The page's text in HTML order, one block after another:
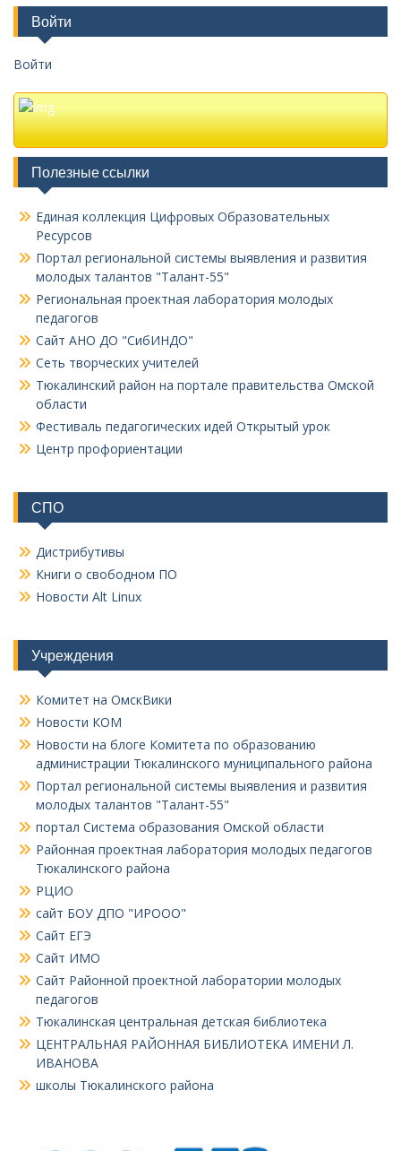
Войти
Войти
Полезные ссылки
Единая коллекция Цифровых Образовательных
Ресурсов
Портал региональной системы выявления и развития
молодых талантов "Талант-55"
Региональная проектная лаборатория молодых
педагогов
Сайт АНО ДО "СибИНДО"
Сеть творческих учителей
Тюкалинский район на портале правительства Омской
области
Фестиваль педагогических идей Открытый урок
Центр профориентации
СПО
Дистрибутивы
Книги о свободном ПО
Новости Alt Linux
Учреждения
Комитет на ОмскВики
Новости КОМ
Новости на блоге Комитета по образованию
администрации Тюкалинского муниципального района
Портал региональной системы выявления и развития
молодых талантов "Талант-55"
портал Система образования Омской области
Районная проектная лаборатория молодых педагогов
Тюкалинского района
РЦИО
сайт БОУ ДПО "ИРООО"
Сайт ЕГЭ
Сайт ИМО
Сайт Районной проектной лаборатории молодых
педагогов
Тюкалинская центральная детская библиотека
ЦЕНТРАЛЬНАЯ РАЙОННАЯ БИБЛИОТЕКА ИМЕНИ Л.
ИВАНОВА
школы Тюкалинского района